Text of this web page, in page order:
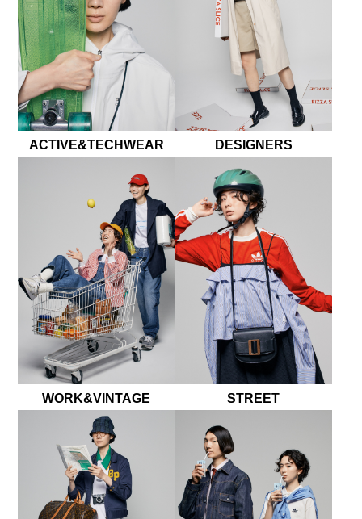
ACTIVE&TECHWEAR DESIGNERS
WORK&VINTAGE STREET